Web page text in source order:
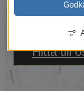
Hitta till